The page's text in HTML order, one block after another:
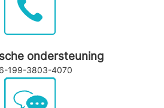
ondersteuning
199-3803-4070